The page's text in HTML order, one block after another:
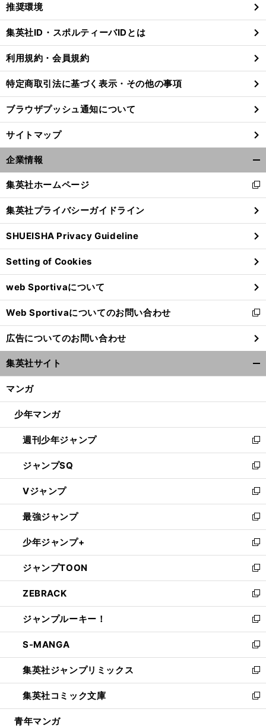
閉
る
推奨環境
集英社ID・スポルティーバIDとは
利用規約・会員規約
特定商取引法に基づく表示・その他の事項
ブラウザプッシュ通知について
サイトマップ
企業情報
閉
る
集英社ホームページ
新
し
い
ウ
ィ
ン
ド
ウ
で
開
く
集英社プライバシーガイドライン
SHUEISHA Privacy Guideline
Setting of Cookies
web Sportivaについて
Web Sportivaについてのお問い合わせ
新
し
い
ウ
ィ
ン
ウ
開
く
広告についてのお問い合わせ
集英社サイト
マンガ
少年マンガ
週刊少年ジャンプ
新
し
い
ウ
ィ
ン
ド
ウ
で
開
く
ジャンプSQ
新
し
い
ウ
ィ
ン
ド
ウ
で
開
く
Vジャンプ
新
し
い
ウ
ィ
ン
ド
ウ
で
開
く
最強ジャンプ
新
し
い
ウ
ィ
ン
ド
ウ
で
開
く
少年ジャンプ+
新
し
い
ウ
ィ
ン
ド
ウ
で
開
く
ジャンプTOON
新
し
い
ウ
ィ
ン
ド
ウ
で
開
く
ZEBRACK
新
し
い
ウ
ィ
ン
ド
ウ
で
開
ジャンプルーキー！
新
し
い
ウ
ィ
ン
ド
ウ
S-MANGA
新
し
い
ウ
ィ
ン
集英社ジャンプリミックス
新
し
い
ウ
集英社コミック文庫
新
し
青年マンガ